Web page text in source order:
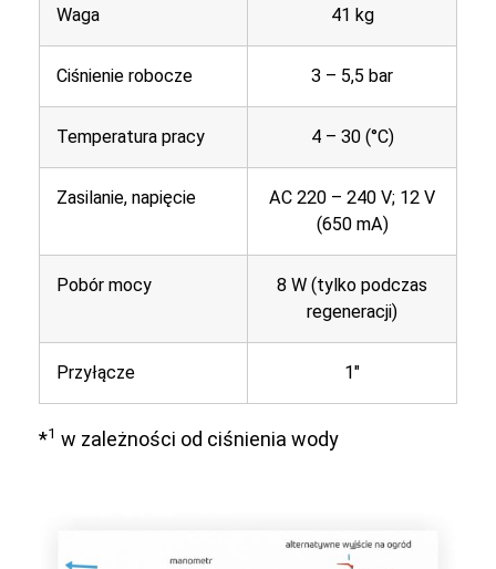
Waga 41 kg
Ciśnienie robocze 3 – 5,5 bar
Temperatura pracy 4 – 30 (°C)
Zasilanie, napięcie
AC 220 – 240 V; 12 V
(650 mA)
Pobór mocy
8 W (tylko podczas
regeneracji)
Przyłącze 1″
*1 w zależności od ciśnienia wody